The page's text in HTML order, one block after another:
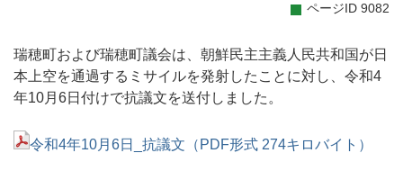
ページID 9082
瑞穂町および瑞穂町議会は、朝鮮民主主義人民共和国が日
本上空を通過するミサイルを発射したことに対し、令和4
年10月6日付けで抗議文を送付しました。
令和4年10月6日_抗議文（PDF形式 274キロバイト）